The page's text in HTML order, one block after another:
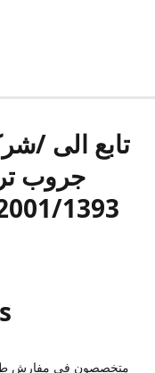
تابع الى /
جروب
2001/1393رقم الي
متخصصون في مفارش